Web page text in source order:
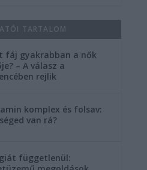
TARTALOM
fáj gyakrabban a nők
– A válasz a
rejlik
komplex és folsav:
van rá?
függetlenül: